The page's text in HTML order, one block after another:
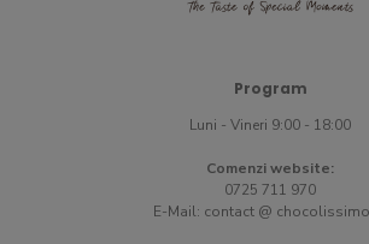
Program
Luni - Vineri 9:00 - 18:00
Comenzi website:
0725 711 970
E-Mail: contact @